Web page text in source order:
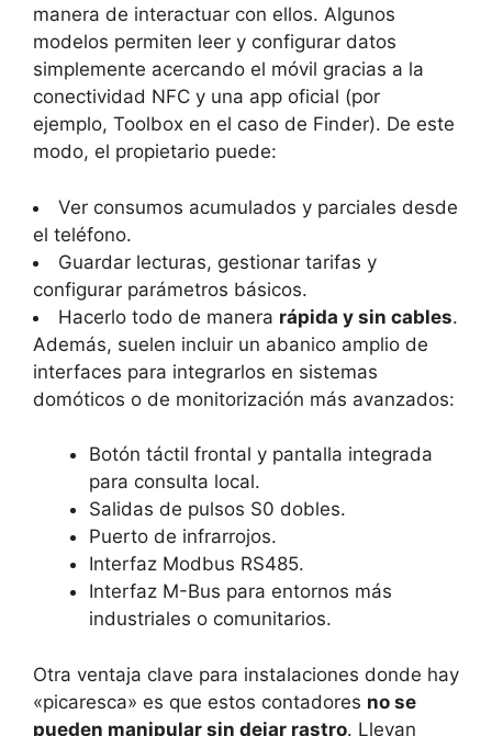
manera de interactuar con ellos. Algunos
modelos permiten leer y configurar datos
simplemente acercando el móvil gracias a la
conectividad NFC y una app oficial (por
ejemplo, Toolbox en el caso de Finder). De este
modo, el propietario puede:
Ver consumos acumulados y parciales desde
el teléfono.
Guardar lecturas, gestionar tarifas y
configurar parámetros básicos.
Hacerlo todo de manera rápida y sin cables.
Además, suelen incluir un abanico amplio de
interfaces para integrarlos en sistemas
domóticos o de monitorización más avanzados:
Botón táctil frontal y pantalla integrada
para consulta local.
Salidas de pulsos S0 dobles.
Puerto de infrarrojos.
Interfaz Modbus RS485.
Interfaz M-Bus para entornos más
industriales o comunitarios.
Otra ventaja clave para instalaciones donde hay
«picaresca» es que estos contadores no se
pueden manipular sin dejar rastro. Llevan